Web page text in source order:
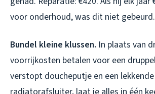
voor onderhoud, was dit niet gebeurd.
Bundel kleine klussen. In plaats van
voorrijkosten betalen voor een
verstopt doucheputje en een lekkende